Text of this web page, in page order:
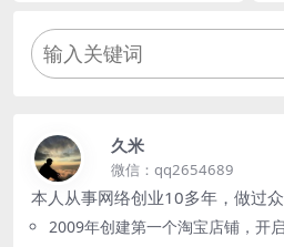
久米
微信：qq2654689
本人从事网络创业10多年，做过
2009年创建第一个淘宝店铺，开